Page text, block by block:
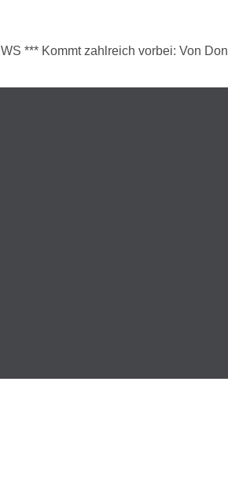
*** Kommt zahlreich vorbei: Von